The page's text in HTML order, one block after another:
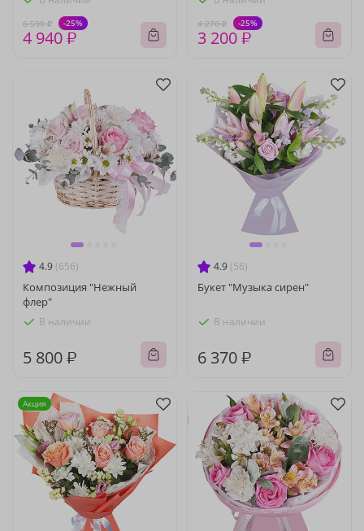
6 590 ₽ -25%
4 940 ₽
4 270 ₽ -25%
3 200 ₽
4.9 (656)
Композиция "Нежный
флер"
В наличии
5 800 ₽
4.9 (56)
Букет "Музыка сирен"
В наличии
6 370 ₽
Акция